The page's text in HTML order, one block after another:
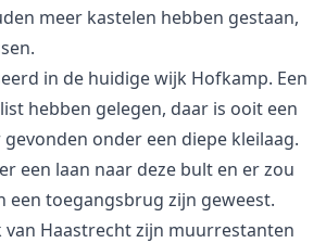
meer kastelen hebben gestaan,
in de huidige wijk Hofkamp. Een
hebben gelegen, daar is ooit een
onder een diepe kleilaag.
een laan naar deze bult en er zou
een toegangsbrug zijn geweest.
van Haastrecht zijn muurrestanten